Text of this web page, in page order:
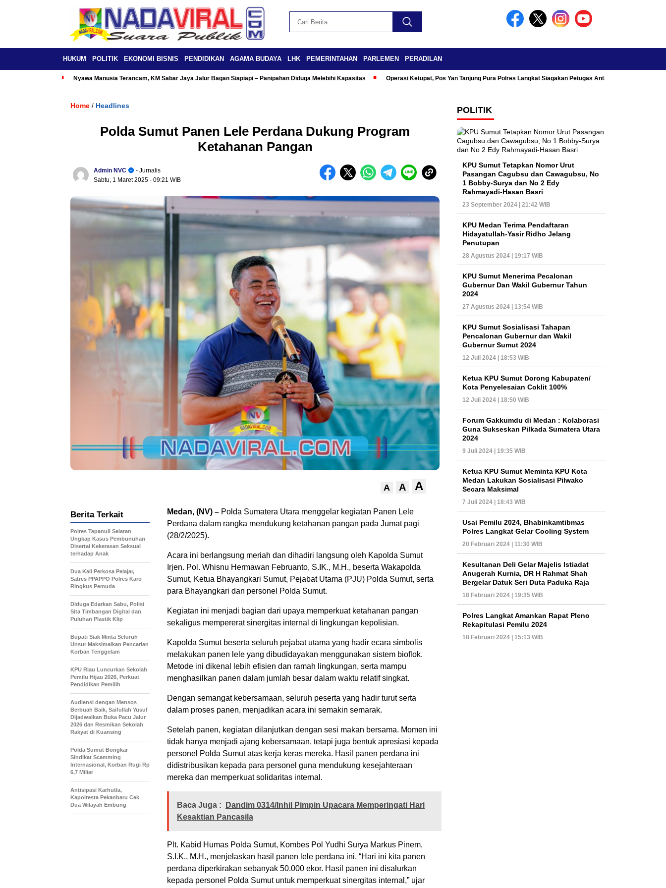
HUKUM POLITIK EKONOMI BISNIS PENDIDIKAN AGAMA BUDAYA LHK PEMERINTAHAN PARLEMEN PERADILAN
Nyawa Manusia Terancam, KM Sabar Jaya Jalur Bagan Siapiapi – Panipahan Diduga Melebihi Kapasitas Operasi Ketupat, Pos Yan Tanjung Pura Polres Langkat Siagakan Petugas Antisipasi Kemacetan
Home / Headlines
Polda Sumut Panen Lele Perdana Dukung Program
Ketahanan Pangan
Admin NVC
- Jurnalis
Sabtu, 1 Maret 2025 - 09:21 WIB
A A A
Medan, (NV) – Polda Sumatera Utara menggelar kegiatan Panen Lele
Perdana dalam rangka mendukung ketahanan pangan pada Jumat pagi
(28/2/2025).
Acara ini berlangsung meriah dan dihadiri langsung oleh Kapolda Sumut
Irjen. Pol. Whisnu Hermawan Februanto, S.IK., M.H., beserta Wakapolda
Sumut, Ketua Bhayangkari Sumut, Pejabat Utama (PJU) Polda Sumut, serta
para Bhayangkari dan personel Polda Sumut.
Kegiatan ini menjadi bagian dari upaya memperkuat ketahanan pangan
sekaligus mempererat sinergitas internal di lingkungan kepolisian.
Kapolda Sumut beserta seluruh pejabat utama yang hadir ecara simbolis
melakukan panen lele yang dibudidayakan menggunakan sistem bioflok.
Metode ini dikenal lebih efisien dan ramah lingkungan, serta mampu
menghasilkan panen dalam jumlah besar dalam waktu relatif singkat.
Dengan semangat kebersamaan, seluruh peserta yang hadir turut serta
dalam proses panen, menjadikan acara ini semakin semarak.
Setelah panen, kegiatan dilanjutkan dengan sesi makan bersama. Momen ini
tidak hanya menjadi ajang kebersamaan, tetapi juga bentuk apresiasi kepada
personel Polda Sumut atas kerja keras mereka. Hasil panen perdana ini
didistribusikan kepada para personel guna mendukung kesejahteraan
mereka dan memperkuat solidaritas internal.
Baca Juga :
Dandim 0314/Inhil Pimpin Upacara Memperingati Hari
Kesaktian Pancasila
Plt. Kabid Humas Polda Sumut, Kombes Pol Yudhi Surya Markus Pinem,
S.I.K., M.H., menjelaskan hasil panen lele perdana ini. “Hari ini kita panen
perdana diperkirakan sebanyak 50.000 ekor. Hasil panen ini disalurkan
kepada personel Polda Sumut untuk memperkuat sinergitas internal,” ujar
Berita Terkait
Polres Tapanuli Selatan
Ungkap Kasus Pembunuhan
Disertai Kekerasan Seksual
terhadap Anak
Dua Kali Perkosa Pelajar,
Satres PPAPPO Polres Karo
Ringkus Pemuda
Diduga Edarkan Sabu, Polisi
Sita Timbangan Digital dan
Puluhan Plastik Klip
Bupati Siak Minta Seluruh
Unsur Maksimalkan Pencarian
Korban Tenggelam
KPU Riau Luncurkan Sekolah
Pemilu Hijau 2026, Perkuat
Pendidikan Pemilih
Audiensi dengan Mensos
Berbuah Baik, Saifullah Yusuf
Dijadwalkan Buka Pacu Jalur
2026 dan Resmikan Sekolah
Rakyat di Kuansing
Polda Sumut Bongkar
Sindikat Scamming
Internasional, Korban Rugi Rp
6,7 Miliar
Antisipasi Karhutla,
Kapolresta Pekanbaru Cek
Dua Wilayah Embung
POLITIK
KPU Sumut Tetapkan Nomor Urut
Pasangan Cagubsu dan Cawagubsu, No
1 Bobby-Surya dan No 2 Edy
Rahmayadi-Hasan Basri
23 September 2024 | 21:42 WIB
KPU Medan Terima Pendaftaran
Hidayatullah-Yasir Ridho Jelang
Penutupan
28 Agustus 2024 | 19:17 WIB
KPU Sumut Menerima Pecalonan
Gubernur Dan Wakil Gubernur Tahun
2024
27 Agustus 2024 | 13:54 WIB
KPU Sumut Sosialisasi Tahapan
Pencalonan Gubernur dan Wakil
Gubernur Sumut 2024
12 Juli 2024 | 18:53 WIB
Ketua KPU Sumut Dorong Kabupaten/
Kota Penyelesaian Coklit 100%
12 Juli 2024 | 18:50 WIB
Forum Gakkumdu di Medan : Kolaborasi
Guna Sukseskan Pilkada Sumatera Utara
2024
9 Juli 2024 | 19:35 WIB
Ketua KPU Sumut Meminta KPU Kota
Medan Lakukan Sosialisasi Pilwako
Secara Maksimal
7 Juli 2024 | 18:43 WIB
Usai Pemilu 2024, Bhabinkamtibmas
Polres Langkat Gelar Cooling System
20 Februari 2024 | 11:30 WIB
Kesultanan Deli Gelar Majelis Istiadat
Anugerah Kurnia, DR H Rahmat Shah
Bergelar Datuk Seri Duta Paduka Raja
18 Februari 2024 | 19:35 WIB
Polres Langkat Amankan Rapat Pleno
Rekapitulasi Pemilu 2024
18 Februari 2024 | 15:13 WIB